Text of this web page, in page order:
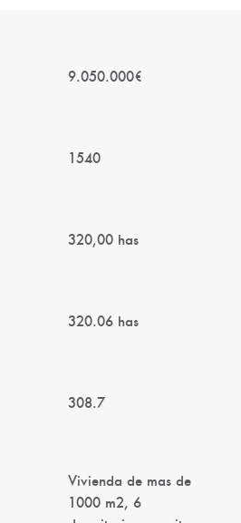
9.050.000€
1540
320,00 has
320.06 has
308.7
Vivienda de mas de
1000 m2, 6